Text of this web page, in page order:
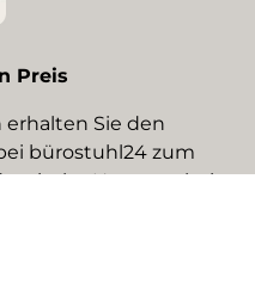
Preis
erhalten Sie den
bürostuhl24 zum
Neuware bei